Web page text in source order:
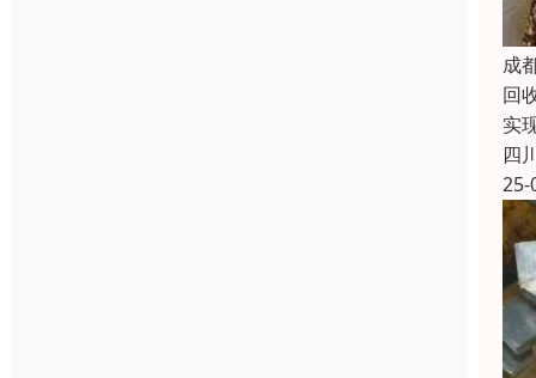
成
回
实
四
25-